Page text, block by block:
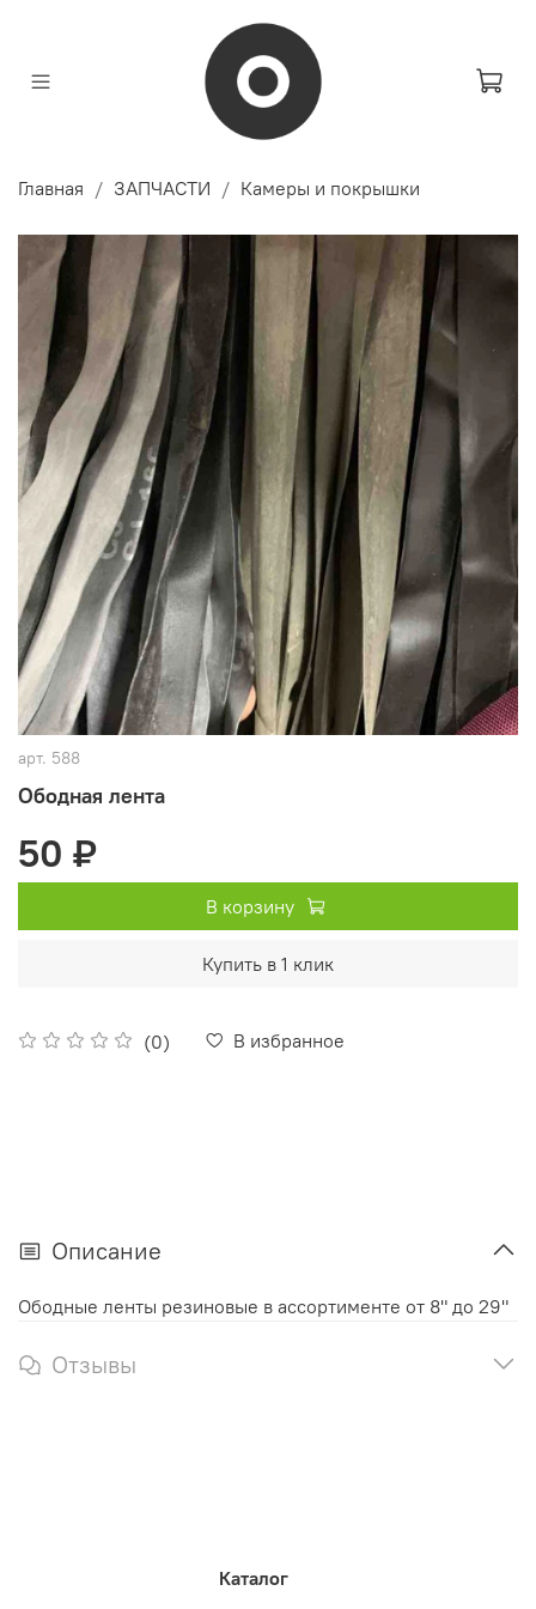
Главная ЗАПЧАСТИ Камеры и покрышки
арт. 588
Ободная лента
(0) В избранное
50 ₽
В корзину
Купить в 1 клик
Описание
Ободные ленты резиновые в ассортименте от 8" до 29"
Отзывы
Каталог